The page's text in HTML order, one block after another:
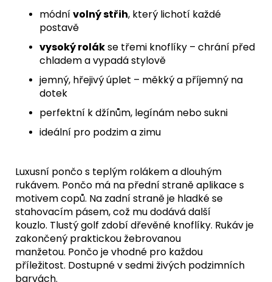
módnívolný střih, který lichotí každé
postavě
vysoký rolákse třemi knoflíky – chrání před
chladem a vypadá stylově
jemný, hřejivý úplet – měkký a příjemný na
dotek
perfektní k džínům, legínám nebo sukni
ideální pro podzim a zimu
Luxusní pončo s teplým rolákem a dlouhým
rukávem. Pončo má na přední straně aplikace s
motivem copů. Na zadní straně je hladké se
stahovacím pásem, což mu dodává další
kouzlo. Tlustý golf zdobí dřevěné knoflíky. Rukáv je
zakončený praktickou žebrovanou
manžetou. Pončo je vhodné pro každou
příležitost. Dostupné v sedmi živých podzimních
barvách.